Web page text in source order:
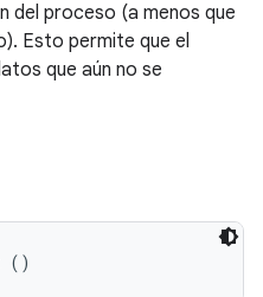
del proceso (a menos que
Esto permite que el
que aún no se
()